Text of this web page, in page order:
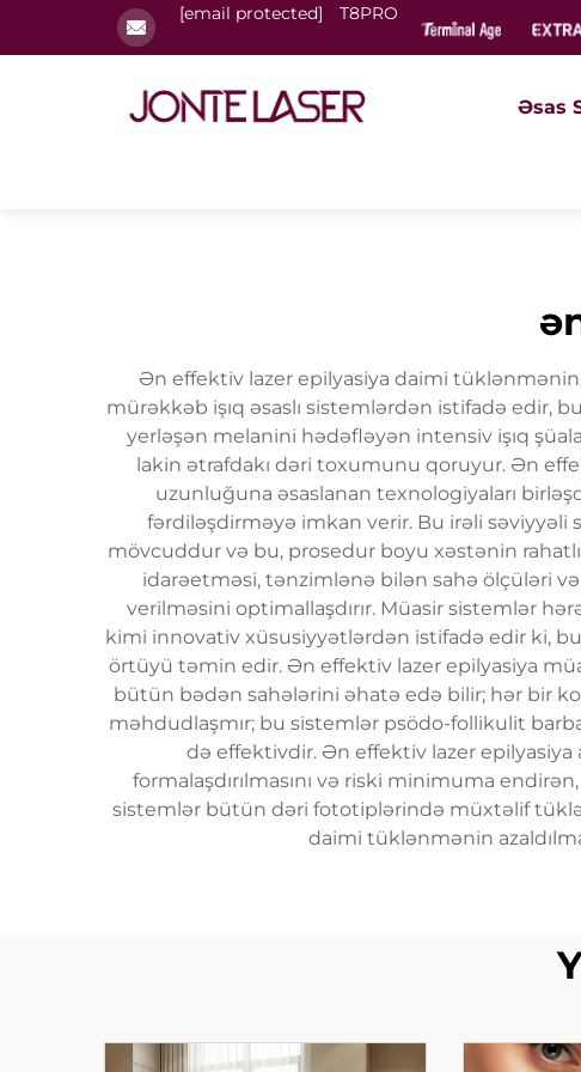
[email protected] T8PRO
Əsas
Ən effektiv lazer epilyasiya daimi
mürəkkəb işıq əsaslı sistemlərdən istifadə edir,
yerləşən melanini hədəfləyən intensiv işıq
lakin ətrafdakı dəri toxumunu qoruyur. Ən
uzunluğuna əsaslanan texnologiyaları
fərdiləşdirməyə imkan verir. Bu irəli
mövcuddur və bu, prosedur boyu xəstənin
idarəetməsi, tənzimlənə bilən sahə ölçüləri
verilməsini optimallaşdırır. Müasir sistemlər
kimi innovativ xüsusiyyətlərdən istifadə edir ki, bu
örtüyü təmin edir. Ən effektiv lazer epilyasiya
bütün bədən sahələrini əhatə edə bilir; hər bir
məhdudlaşmır; bu sistemlər psödo-follikulit
də effektivdir. Ən effektiv lazer
formalaşdırılmasını və riski minimuma
sistemlər bütün dəri fototiplərində müxtəlif
daimi tüklənmənin